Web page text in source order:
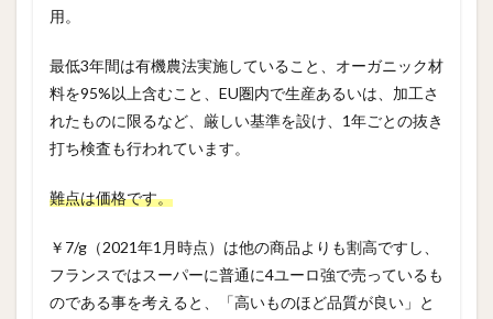
用。
最低3年間は有機農法実施していること、オーガニック材
料を95%以上含むこと、EU圏内で生産あるいは、加工さ
れたものに限るなど、厳しい基準を設け、1年ごとの抜き
打ち検査も行われています。
難点は価格です。
￥7/g（2021年1月時点）は他の商品よりも割高ですし、
フランスではスーパーに普通に4ユーロ強で売っているも
のである事を考えると、「高いものほど品質が良い」と